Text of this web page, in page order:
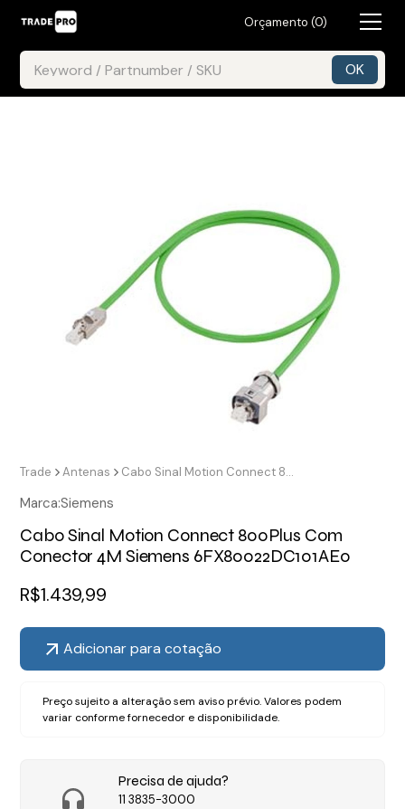
Orçamento (0)
Trade Antenas Cabo Sinal Motion Connect 800Plus Com Conector 4M Siemens 6FX80022DC101AE0
Marca:Siemens
Cabo Sinal Motion Connect 800Plus Com
Conector 4M Siemens 6FX80022DC101AE0
R$1.439,99
Adicionar para cotação
Preço sujeito a alteração sem aviso prévio. Valores podem
variar conforme fornecedor e disponibilidade.
Precisa de ajuda?
11 3835-3000